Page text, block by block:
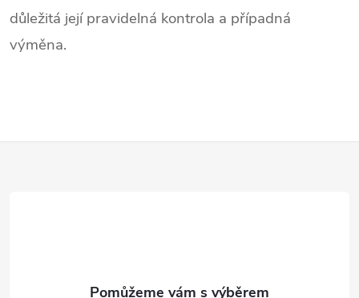
důležitá její pravidelná kontrola a případná
výměna.